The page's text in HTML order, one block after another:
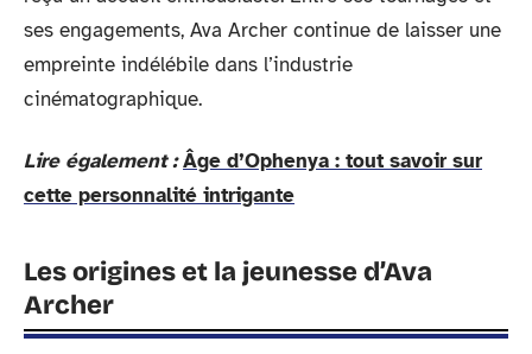
ses engagements, Ava Archer continue de laisser une
empreinte indélébile dans l’industrie
cinématographique.
Lire également : Âge d’Ophenya : tout savoir sur
cette personnalité intrigante
Les origines et la jeunesse d’Ava
Archer